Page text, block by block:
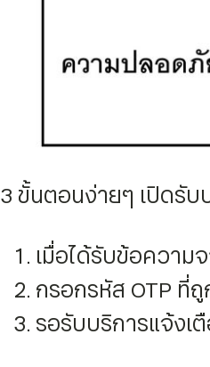
3 ขั้นตอนง่ายๆ เปิดรับ
เมื่อได้รับข้อความ
กรอกรหัส OTP ที่
รอรับบริการแจ้งเ